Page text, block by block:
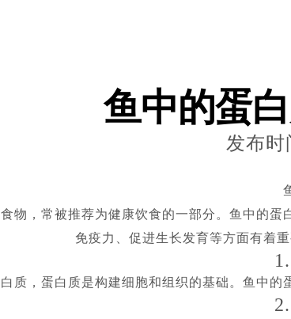
鱼中的蛋
发布时
物，常被推荐为健康饮食的一部分。鱼中的
免疫力、促进生长发育等方面有着
质，蛋白质是构建细胞和组织的基础。鱼中